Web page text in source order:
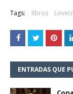
Tags: libros
ENTRADAS QUE